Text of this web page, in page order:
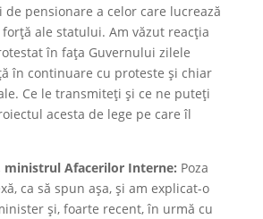
de pensionare a celor care lucrează
ale statului. Am văzut reacția
în fața Guvernului zilele
în continuare cu proteste și chiar
Ce le transmiteți și ce ne puteți
acesta de lege pe care îl
ministrul Afacerilor Interne: Poza
ca să spun așa, și am explicat-o
și, foarte recent, în urmă cu